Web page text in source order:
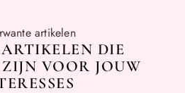
artikelen
DIE
VOOR JOUW